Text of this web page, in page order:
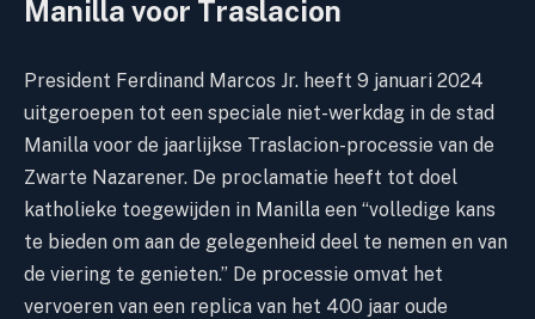
Manilla voor Traslacion
President Ferdinand Marcos Jr. heeft 9 januari 2024
uitgeroepen tot een speciale niet-werkdag in de stad
Manilla voor de jaarlijkse Traslacion-processie van de
Zwarte Nazarener. De proclamatie heeft tot doel
katholieke toegewijden in Manilla een “volledige kans
te bieden om aan de gelegenheid deel te nemen en van
de viering te genieten.” De processie omvat het
vervoeren van een replica van het 400 jaar oude